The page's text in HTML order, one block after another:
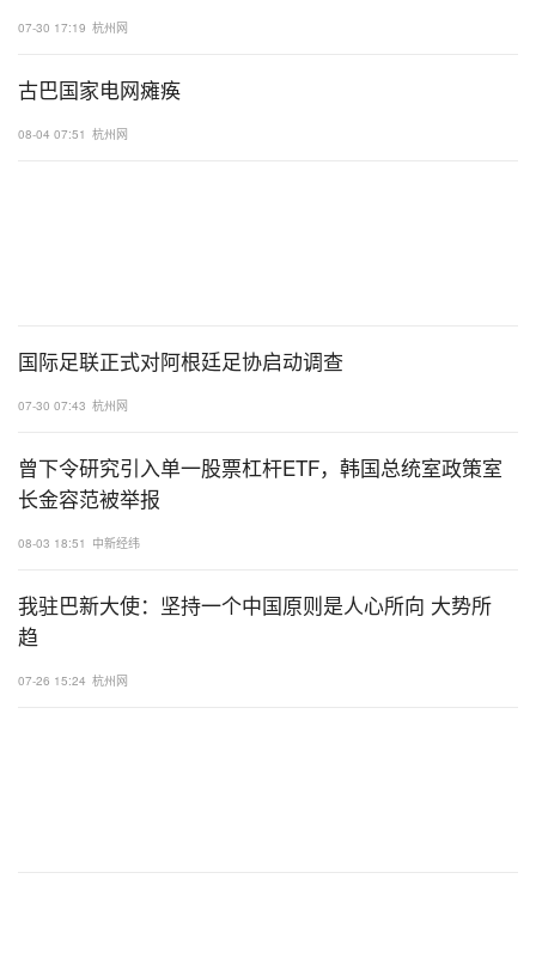
07-30 17:19 杭州网
古巴国家电网瘫痪
08-04 07:51 杭州网
国际足联正式对阿根廷足协启动调查
07-30 07:43 杭州网
曾下令研究引入单一股票杠杆ETF，韩国总统室政策室
长金容范被举报
08-03 18:51 中新经纬
我驻巴新大使：坚持一个中国原则是人心所向 大势所
趋
07-26 15:24 杭州网